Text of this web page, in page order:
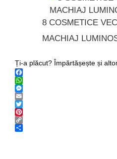
8 COSMETICE
MACHIAJ
Ți-a plăcut? Împărtășește și
Facebook
WhatsApp
Messenger
Email
Twitter
Pinterest
Copy